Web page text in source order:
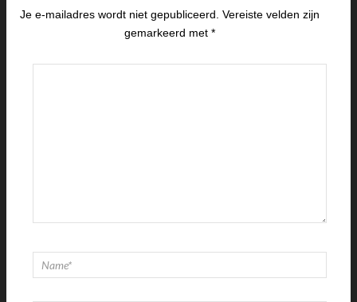
Je e-mailadres wordt niet gepubliceerd. Vereiste velden zijn
gemarkeerd met*